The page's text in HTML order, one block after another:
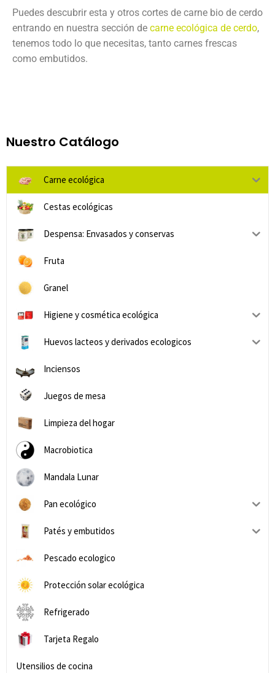
Puedes descubrir esta y otros cortes de carne bio de cerdo
entrando en nuestra sección de carne ecológica de cerdo,
tenemos todo lo que necesitas, tanto carnes frescas
como embutidos.
Nuestro Catálogo
Carne ecológica
Cestas ecológicas
Despensa: Envasados y conservas
Fruta
Granel
Higiene y cosmética ecológica
Huevos lacteos y derivados ecologicos
Inciensos
Juegos de mesa
Limpieza del hogar
Macrobiotica
Mandala Lunar
Pan ecológico
Patés y embutidos
Pescado ecologico
Protección solar ecológica
Refrigerado
Tarjeta Regalo
Utensilios de cocina